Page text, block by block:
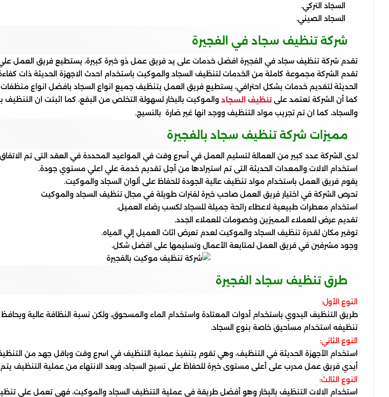
السجاد التركي.
السجاد الصيني.
شركة تنظيف سجاد في الفجيرة
تقدم شركة تنظيف سجاد في الفجيرة افضل خدمات على يد فريق عمل ذو خبرة كبيرة، يستطيع فريق العمل
تقدم الشركة مجموعة كاملة من الخدمات لتنظيف السجاد والموكيت باستخدام احدث الاجهزة الحديثة ذات
الحديثة لتقديم خدمات بشكل احترافي، يستطيع فريق العمل بتنظيف جميع انواع السجاد بافضل انواع
كما أن الشركة تعتمد علىتنظيف السجاد والموكيت بالبخار لسهولة التخلص من البقع، كما اثبتت ان
والسجاد، كما ان تم تجريب مواد التنظيف ووجد انها غير ضارة بالنسيج.
مميزات شركة تنظيف سجاد بالفجيرة
لدى الشركة عدد كبير من العمالة لتسليم العمل في أسرع وقت في المواعيد المحددة في العقد التى تم
استخدام الالات والمعدات الحديثة التى تم استيرادها من أجل تقديم خدمة علي اعلي مستوي جودة.
يقوم فريق العمل باستخدام مواد تنظيف عالية الجودة للحفاظ على ألوان السجاد والموكيت.
تحرص الشركة في اختيار فريق العمل صاحب خبرة لفترات طويلة في مجال تنظيف السجاد والموكيت
استخدام معطرات طبيعية لاعطاء رائحة جميلة للسجاد لكسب رضاء العميل.
تقديم عرض للعملاء المميزين وخصومات للعملاء الجدد.
توفير مكان لقدرة تنظيف السجاد والموكيت لعدم تعرض اثاث العميل إلي المياه.
وجود مشرفين في فريق العمل لمتابعة الأعمال وتسليمها على افضل شكل.
طرق تنظيف سجاد الفجيرة
النوع الأول:
طريق التنظيف اليدوي باستخدام أدوات المعتادة واستخدام الماء والمسحوق، ولكن نسبة النظافة عالية
تنظيفه استخدام مساحيق خاصة بنوع السجاد.
النوع الثاني:
استخدام الأجهزة الحديثة في التنظيف، وهي تقوم بتنفيذ عملية التنظيف في اسرع وقت وباقل جهد من
أيدي فريق عمل مدرب على أعلى مستوى خبرة للحفاظ على نسيج السجاد، وبعد الانتهاء من عملية التنظيف
النوع الثالث:
استخدام الالات التنظيف بالبخار وهو أفضل طريقة في عملية التنظيف السجاد والموكيت، فهي تعمل على